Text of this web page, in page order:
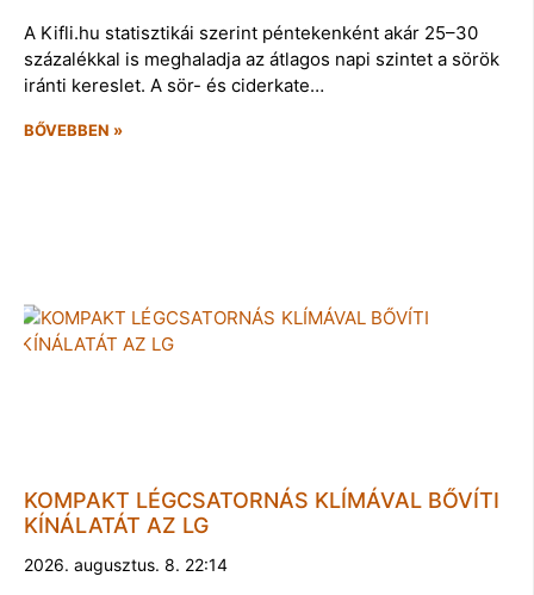
A Kifli.hu statisztikái szerint péntekenként akár 25–30
százalékkal is meghaladja az átlagos napi szintet a sörök
iránti kereslet. A sör- és ciderkate…
BŐVEBBEN »
KOMPAKT LÉGCSATORNÁS KLÍMÁVAL BŐVÍTI
KÍNÁLATÁT AZ LG
2026. augusztus. 8. 22:14